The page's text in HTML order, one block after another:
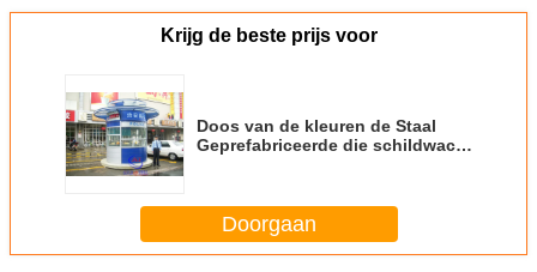
Krijg de beste prijs voor
Doos van de kleuren de Staal
Geprefabriceerde die schildwacht
Doorgaan